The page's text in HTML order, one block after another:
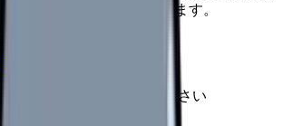
に、まず数字で整理できます。
余地を確認する
最新情報を確認してください